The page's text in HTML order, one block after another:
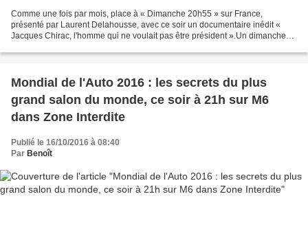
Comme une fois par mois, place à « Dimanche 20h55 » sur France,
présenté par Laurent Delahousse, avec ce soir un documentaire inédit «
Jacques Chirac, l'homme qui ne voulait pas être président ».Un dimanche
Mondial de l'Auto 2016 : les secrets du plus
grand salon du monde, ce soir à 21h sur M6
dans Zone Interdite
Publié le 16/10/2016 à 08:40
Par Benoît